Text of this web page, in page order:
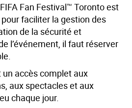
Fan Festival™ Toronto est
faciliter la gestion des
de la sécurité et
l’événement, il faut réserver
accès complet aux
aux spectacles et aux
chaque jour.